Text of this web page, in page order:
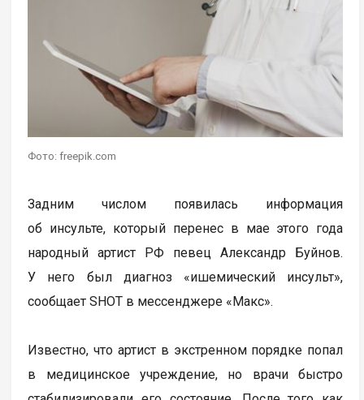
Фото: freepik.com
Задним числом появилась информация
об инсульте, который перенес в мае этого года
народный артист РФ певец Александр Буйнов.
У него был диагноз «ишемический инсульт»,
сообщает SHOT в мессенджере «Макс».
Известно, что артист в экстренном порядке попал
в медицинское учреждение, но врачи быстро